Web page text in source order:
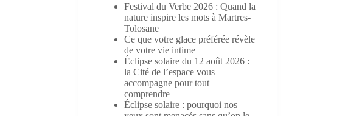
Festival du Verbe 2026 : Quand la
nature inspire les mots à Martres-
Tolosane
Ce que votre glace préférée révèle
de votre vie intime
Éclipse solaire du 12 août 2026 :
la Cité de l’espace vous
accompagne pour tout
comprendre
Éclipse solaire : pourquoi nos